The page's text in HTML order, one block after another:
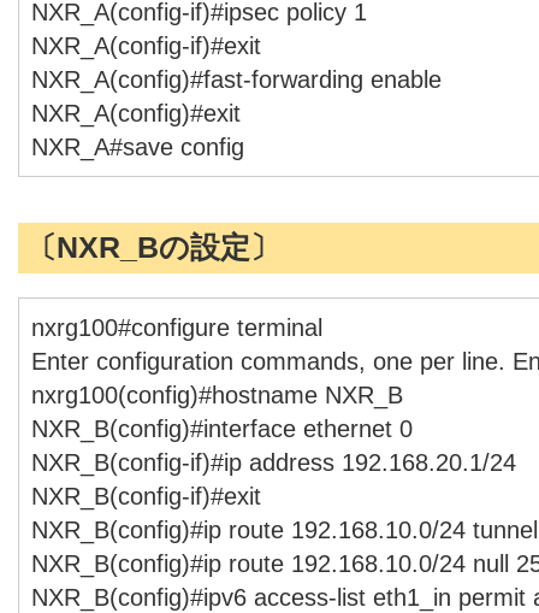
NXR_A(config-if)#ipsec policy 1
NXR_A(config-if)#exit
NXR_A(config)#fast-forwarding enable
NXR_A(config)#exit
NXR_A#save config
〔NXR_Bの設定〕
nxrg100#configure terminal
Enter configuration commands, one per line.
nxrg100(config)#hostname NXR_B
NXR_B(config)#interface ethernet 0
NXR_B(config-if)#ip address 192.168.20.1/24
NXR_B(config-if)#exit
NXR_B(config)#ip route 192.168.10.0/24
NXR_B(config)#ip route 192.168.10.0/24 null
NXR_B(config)#ipv6 access-list eth1_in permit